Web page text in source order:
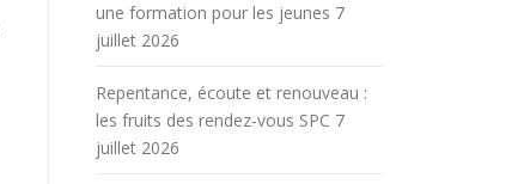
une formation pour les jeunes 7
juillet 2026
Repentance, écoute et renouveau :
les fruits des rendez-vous SPC 7
juillet 2026